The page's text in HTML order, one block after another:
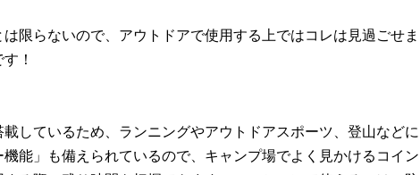
限らないので、アウトドアで使用する上ではコレは見過ごせま
！
しているため、ランニングやアウトドアスポーツ、登山などに
能」も備えられているので、キャンプ場でよく見かけるコイン